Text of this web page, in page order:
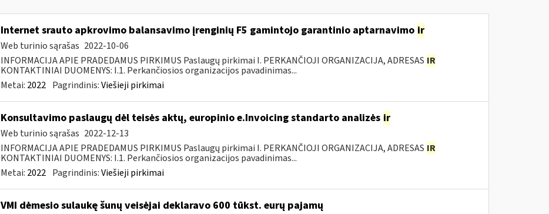
Internet srauto apkrovimo balansavimo įrenginių F5 gamintojo garantinio aptarnavimo ir
Web turinio sąrašas 2022-10-06
INFORMACIJA APIE PRADEDAMUS PIRKIMUS Paslaugų pirkimai I. PERKANČIOJI ORGANIZACIJA, ADRESAS IR
KONTAKTINIAI DUOMENYS: I.1. Perkančiosios organizacijos pavadinimas...
Metai: 2022 Pagrindinis:Viešieji pirkimai
Konsultavimo paslaugų dėl teisės aktų, europinio e.Invoicing standarto analizės ir
Web turinio sąrašas 2022-12-13
INFORMACIJA APIE PRADEDAMUS PIRKIMUS Paslaugų pirkimai I. PERKANČIOJI ORGANIZACIJA, ADRESAS IR
KONTAKTINIAI DUOMENYS: I.1. Perkančiosios organizacijos pavadinimas...
Metai: 2022 Pagrindinis:Viešieji pirkimai
VMI dėmesio sulaukę šunų veisėjai deklaravo 600 tūkst. eurų pajamų